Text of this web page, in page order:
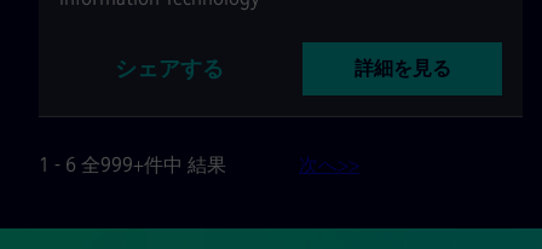
シェアする 詳細を見る
1 - 6 全999+件中 結果 次へ>>